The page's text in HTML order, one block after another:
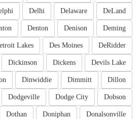
DeLand
Delaware
Delhi
Deming
Denison
Denton
DeRidder
Des Moines
Lakes
Devils Lake
Dickens
Dickinson
Dillon
Dimmitt
Dinwiddie
Dobson
Dodge City
Dodgeville
Donalsonville
Doniphan
Dothan